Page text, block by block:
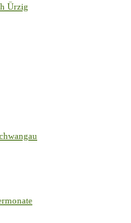
Ürzig